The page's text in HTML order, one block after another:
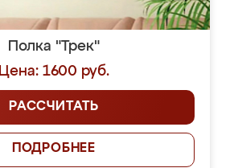
Полка "Трек"
Цена: 1600 руб.
РАССЧИТАТЬ
ПОДРОБНЕЕ